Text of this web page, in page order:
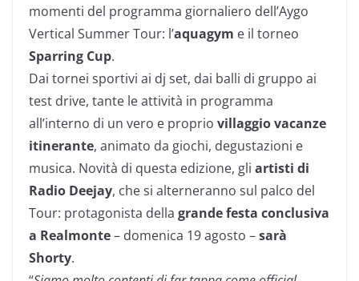
momenti del programma giornaliero dell’Aygo
Vertical Summer Tour: l’aquagym e il torneo
Sparring Cup.
Dai tornei sportivi ai dj set, dai balli di gruppo ai
test drive, tante le attività in programma
all’interno di un vero e proprio villaggio vacanze
itinerante, animato da giochi, degustazioni e
musica. Novità di questa edizione, gli artisti di
Radio Deejay, che si alterneranno sul palco del
Tour: protagonista della grande festa conclusiva
a Realmonte– domenica 19 agosto –sarà
Shorty.